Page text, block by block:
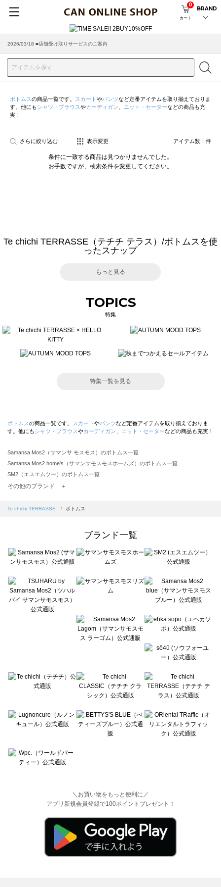
カート
0
BRAND
2026/03/18 ■店舗受け取りサービスのご案内
ボトムスの商品一覧です。 スカート やパンツなど定番アイテムを取り揃えておりま
す。他にもシャツ・ブラウスやカーディガン ニット・セーターなどの商品も充
実！
さらに絞り込む 表示変更 アイテム数： 件
条件に一致する商品は見つかりませんでした。
お手数ですが、検索条件を変更してください。
Te chichi TERRASSE（テチチ テラス）/ボトムスを使
ったスナップ
もっと見る
TOPICS
特集
特集一覧を見る
ボトムスの商品一覧です。 スカート やパンツなど定番アイテムを取り揃えておりま
す。他にもシャツ・ブラウスやカーディガン ニット・セーターなどの商品も充実！
Samansa Mos2（サマンサ モスモス）のボトムス一覧
Samansa Mos2 home's（サマンサモスモスホームズ）のボトムス一覧
SM2（エスエムツー）のボトムス一覧
TSUHARU by Samansa Mos2（ツハルバイサマンサモスモス）のボトムス一覧
Samansa Mos2 blue（サマンサモスモス ブルー）のボトムス一覧
sō4ū（ソウフォーユー）のボトムス一覧
Te chichi（テチチ）のボトムス一覧
Te chichi CLASSIC（テチチ クラシック）のボトムス一覧
Lugnoncure（ルノンキュール）のボトムス一覧
BETTY'S BLUE（べティーズブルー）のボトムス一覧
Wpc.（ワールドパーティー）のボトムス一覧
その他のブランド ＋
Te chichi TERRASSE ボトムス
ブランド一覧
＼お買い物をもっと便利に／
アプリ新規会員登録で100ポイントプレゼント！